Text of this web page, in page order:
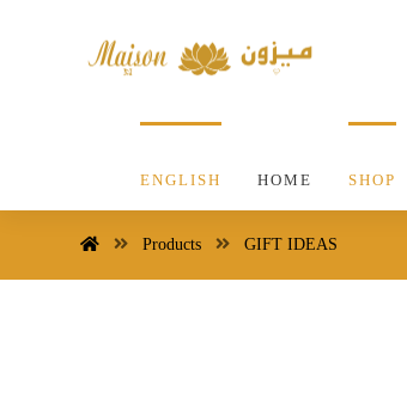
ENGLISH HOME SHOP
Products GIFT IDEAS